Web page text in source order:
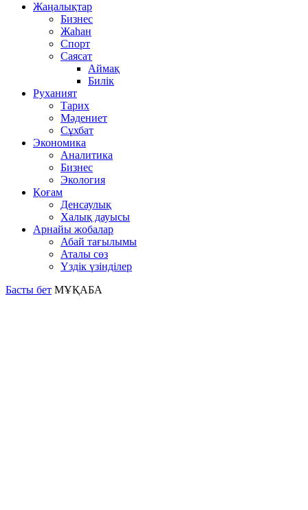
Жаңалықтар
Бизнес
Жаһан
Спорт
Саясат
Аймақ
Билік
Руханият
Тарих
Мәдениет
Сұхбат
Экономика
Аналитика
Бизнес
Экология
Қоғам
Денсаулық
Халық дауысы
Арнайы жобалар
Абай тағылымы
Аталы сөз
Үздік үзінділер
Басты бет МҰҚАБА